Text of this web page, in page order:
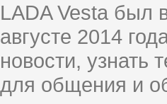
LADA Vesta был
августе 2014
новости, узнать
для общения и